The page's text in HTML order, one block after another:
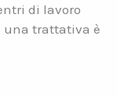
di lavoro
una trattativa è